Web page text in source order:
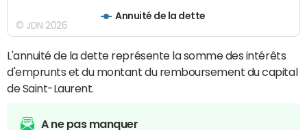
Annuité de la dette
© JDN 2026
L'annuité de la dette représente la somme des intérêts
d'emprunts et du montant du remboursement du capital
de Saint-Laurent.
A ne pas manquer